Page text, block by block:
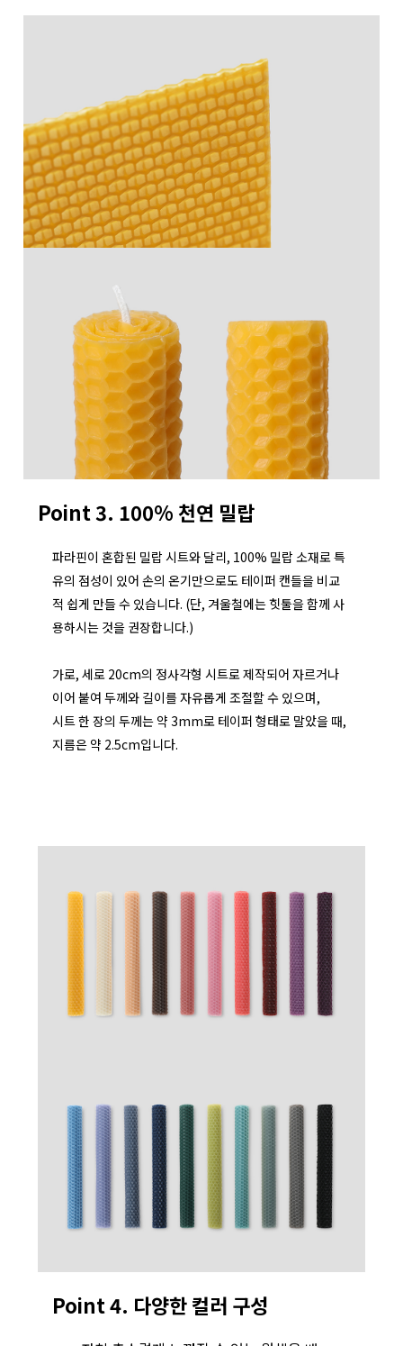
Point 3. 100% 천연 밀랍
파라핀이 혼합된 밀랍 시트와 달리, 100% 밀랍 소재로 특
유의 점성이 있어 손의 온기만으로도 테이퍼 캔들을 비교
적 쉽게 만들 수 있습니다. (단, 겨울철에는 힛툴을 함께 사
용하시는 것을 권장합니다.)
가로, 세로 20cm의 정사각형 시트로 제작되어 자르거나
이어 붙여 두께와 길이를 자유롭게 조절할 수 있으며,
시트 한 장의 두께는 약 3mm로 테이퍼 형태로 말았을 때,
지름은 약 2.5cm입니다.
Point 4. 다양한 컬러 구성